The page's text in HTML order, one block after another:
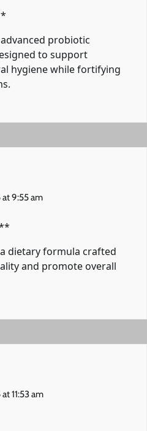
probiotic
to support
hygiene while fortifying
at 9:55 am
dietary formula crafted
and promote overall
11:53 am